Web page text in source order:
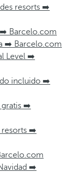
resorts ➡️
➡️ Barcelo.com
➡️ Barcelo.com
Level ➡️
incluido ➡️
gratis ➡️
resorts ➡️
➡️